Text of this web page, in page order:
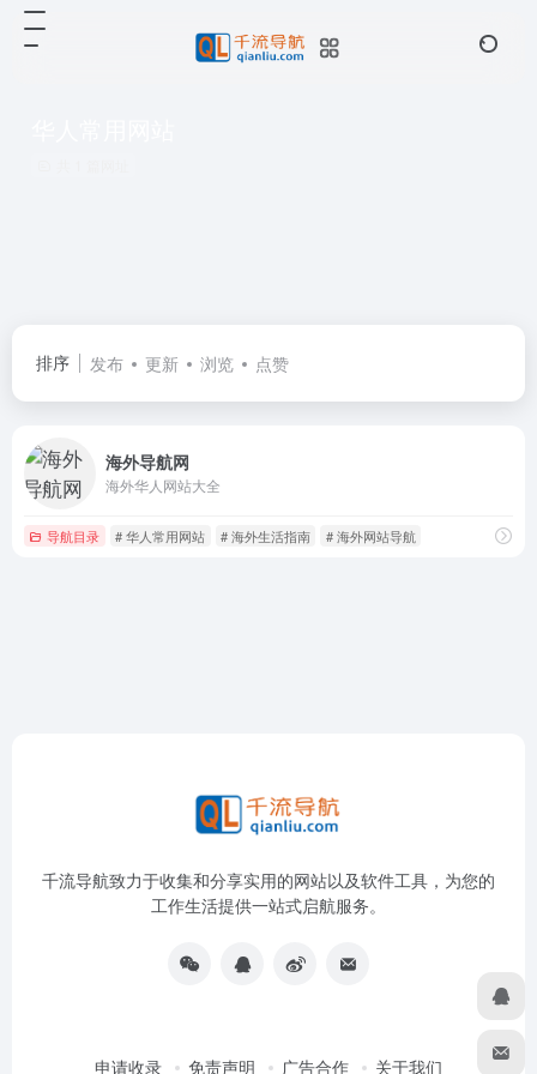
排序 发布 更新 浏览 点赞
海外导航网
海外华人网站大全
导航目录 # 华人常用网站 # 海外生活指南 # 海外网站导航
千流导航致力于收集和分享实用的网站以及软件工具，为您的
工作生活提供一站式启航服务。
申请收录 免责声明 广告合作 关于我们